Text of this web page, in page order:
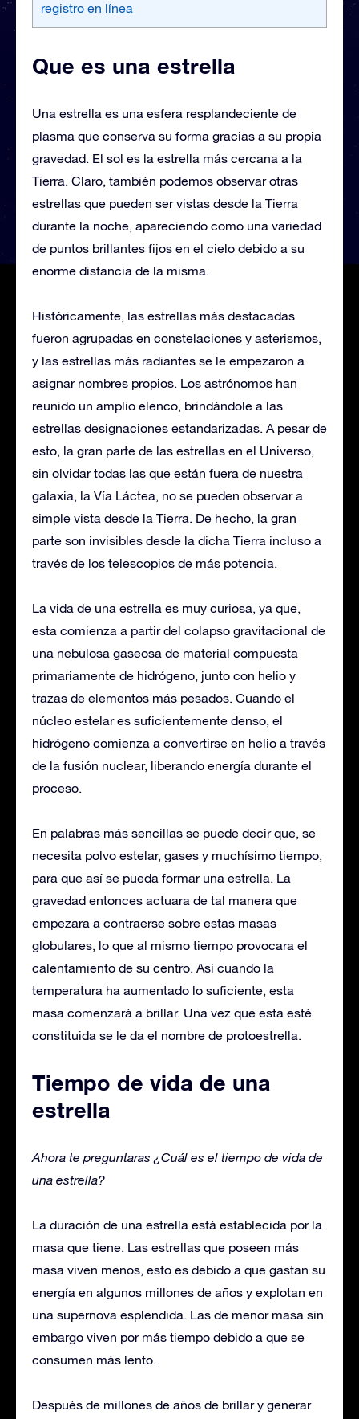
registro en línea
Que es una estrella
Una estrella es una esfera resplandeciente de
plasma que conserva su forma gracias a su propia
gravedad. El sol es la estrella más cercana a la
Tierra. Claro, también podemos observar otras
estrellas que pueden ser vistas desde la Tierra
durante la noche, apareciendo como una variedad
de puntos brillantes fijos en el cielo debido a su
enorme distancia de la misma.
Históricamente, las estrellas más destacadas
fueron agrupadas en constelaciones y asterismos,
y las estrellas más radiantes se le empezaron a
asignar nombres propios. Los astrónomos han
reunido un amplio elenco, brindándole a las
estrellas designaciones estandarizadas. A pesar de
esto, la gran parte de las estrellas en el Universo,
sin olvidar todas las que están fuera de nuestra
galaxia, la Vía Láctea, no se pueden observar a
simple vista desde la Tierra. De hecho, la gran
parte son invisibles desde la dicha Tierra incluso a
través de los telescopios de más potencia.
La vida de una estrella es muy curiosa, ya que,
esta comienza a partir del colapso gravitacional de
una nebulosa gaseosa de material compuesta
primariamente de hidrógeno, junto con helio y
trazas de elementos más pesados. Cuando el
núcleo estelar es suficientemente denso, el
hidrógeno comienza a convertirse en helio a través
de la fusión nuclear, liberando energía durante el
proceso.​
En palabras más sencillas se puede decir que, se
necesita polvo estelar, gases y muchísimo tiempo,
para que así se pueda formar una estrella. La
gravedad entonces actuara de tal manera que
empezara a contraerse sobre estas masas
globulares, lo que al mismo tiempo provocara el
calentamiento de su centro. Así cuando la
temperatura ha aumentado lo suficiente, esta
masa comenzará a brillar. Una vez que esta esté
constituida se le da el nombre de protoestrella.
Tiempo de vida de una
estrella
Ahora te preguntaras ¿Cuál es el tiempo de vida de
una estrella?
La duración de una estrella está establecida por la
masa que tiene. Las estrellas que poseen más
masa viven menos, esto es debido a que gastan su
energía en algunos millones de años y explotan en
una supernova esplendida. Las de menor masa sin
embargo viven por más tiempo debido a que se
consumen más lento.
Después de millones de años de brillar y generar